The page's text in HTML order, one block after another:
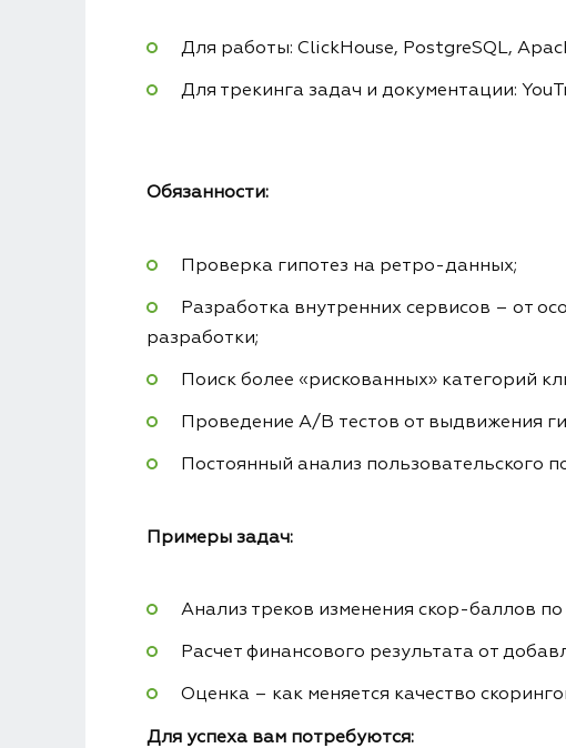
Для работы: ClickHouse, PostgreSQL,
Для трекинга задач и документации:
Обязанности:
Проверка гипотез на ретро-данных;
Разработка внутренних сервисов – от
разработки;
Поиск более «рискованных» категорий
Проведение A/B тестов от выдвижения
Постоянный анализ пользовательского
Примеры задач:
Анализ треков изменения скор-баллов
Расчет финансового результата от
Оценка – как меняется качество
Для успеха вам потребуются: